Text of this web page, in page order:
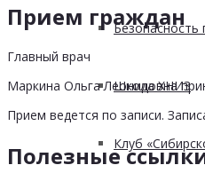
Безопасность
Школа ХНИЗ
Клуб
Прием граждан
Главный врач
Маркина Ольга Леонидовна
Прием ведется по записи.
Полезные